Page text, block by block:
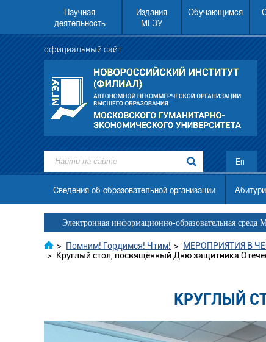
Научная
деятельность
Издания
МГЭУ
Обучающимся
официальный сайт
институт (филиал)
22.08.2026 в 12.00 АНО ВО МГЭУ
En
Сведения об образовательной организации
Электронная информационно-образовательная среда
> Помним! Гордимся! Чтим! >
МЕРОПРИЯТИЯ В
>
Круглый стол, посвящённый Дню защитника
КРУГЛЫЙ